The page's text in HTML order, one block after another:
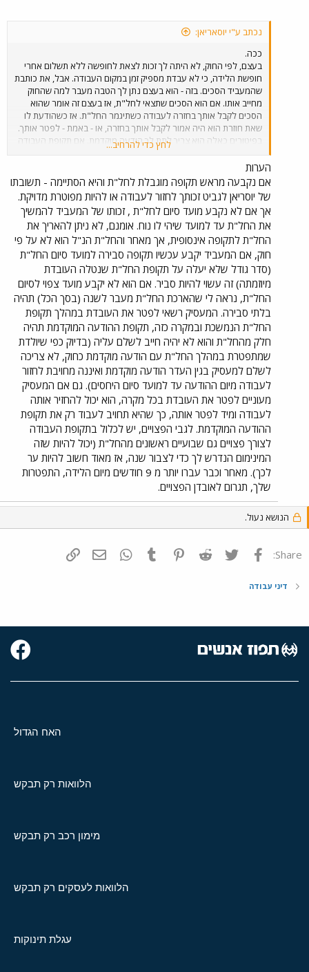
נכתב ע"י יוסאריאן:
ככה.
בעצם, לפי החוק, לא היתה לך זכות לצאת לחופשה ללא תשלום אחרי
חופשת הלידה, כי לא עבדת מספיק זמן במקום העבודה. אבל, את כותבת
שהמעביד הסכים. בזה - הוא בעצם נתן לך הטבה מעבר למה שהחוק
מחייב אותו. אם הוא הסכים שתצאי לחל"ת, אז בעצם זה אומר שהוא
הסכים לקבל אותך בחזרה לעבודה כשתיגמר החל"ת. אז כשהודעת לו
שאת חוזרת הוא היה אמור לקבל אותך בחזרה, או - באמת - לפטר אותך.
בפיטורים כאלה הוא צריך לתת לך הודעה מוקדמת. אם תקופת העבודה
שלך בתוספת חופשת הלידה (שלפני החל"ת) מצטברות לתקופה של
לפחות שנה, הוא יהיה חייב גם לתת לך פיצויים על שנה אחת. הוא לא
היה חייב לתת לך דמי הבראה ויפה מצדו שהוא נתן לך.
לחץ כדי להרחיב...
הערות
אם נקבעה מראש תקופה מוגבלת לחל"ת והיא הסתיימה - תשובתו
של יוסריאן לגביט זכותך לחזור לעבודה או להיות מפוטרת מדויקת.
אך אם לא נקבע מועד סיום לחל"ת , זכותו של המעביד להמשיך
את החל"ת עד למועד שיהי לו נוח. אומנם, לא ניתן להאריך את
החל"ת לתקופה אינסופית, אך מאחר והחל"ת הנ"ל הוא לא על פי
חוק, אם המעביד יקבע עכשיו תקופה סבירה למועד סיום החל"ת
(סדר גודל שלא יעלה על תקופת החל"ת שנטלה העובדת
מיוזמתה) זה עשוי להיות סביר. אם הוא לא יקבע מועד צפוי לסיום
החל"ת, נראה לי שהארכת החל"ת מעבר לשנה (בסך הכל) תהיה
בלתי סבירה. המעסיק רשאי לפטר את העובדת במהלך תקופת
החל"ת הנמשכת ובמקרה כזה, תקופת ההודעה המוקדמת תהיה
חלק מהחל"ת והוא לא יהיה חייב לשלם עליה (בדיוק כפי שיולדת
שמתפטרת במהלך החל"ת עם הודעה מוקדמת כחוק, לא צריכה
לשלם למעסיק בגין העדר הודעה מוקדמת ואיננה מחויבת לחזור
לעבודה מיום ההודעה עד למועד סיום היחסים). גם אם המעסיק
מעוניים לפטר את העובדת בכל מקרה, הוא יכול להחזיר אותה
לעבודה ומיד לפטר אותה, כך שהיא תחויב לעבוד רק את תקופת
ההודעה המוקדמת. לגבי הפצויים, יש לכלול בתקופת העבודה
לצורך פצויים גם שבועיים ראשונים מהחל"ת (יכול להיות שזה
המינימום הנדרש לך כדי לצבור שנה, אז מאוד חשוב להיות ער
לכך). מאחר וכבר עברו יותר מ 9 חודשים מיום הלידה, התפטרות
שלך, תגרום לאובדן הפצויים.
הנושא נעול.
Share: פייסבוק Twitter
Reddit
Pinterest
Tumblr
WhatsAppדואר אלקטרוני
דיני עבודה
האח הגדול
הלוואות רק תבקש
מימון רכב רק תבקש
הלוואות לעסקים רק תבקש
עגלת תינוקות